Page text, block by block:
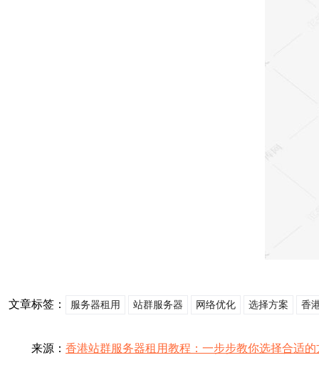
文章标签： 服务器租用 站群服务器 网络优化 选择方案 香
来源： 香港站群服务器租用教程：一步步教你选择合适的